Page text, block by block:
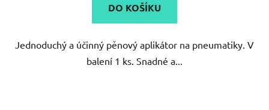
DO KOŠÍKU
Jednoduchý a účinný pěnový aplikátor na pneumatiky. V
balení 1 ks. Snadné a...